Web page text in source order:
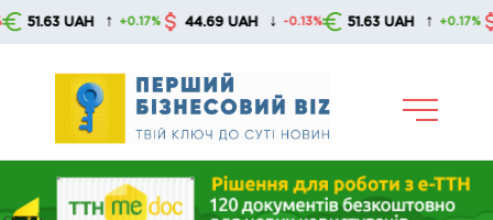
Skip
UAH ↑ +0.17% 44.69 UAH ↓ -0.13% 51.63 UAH ↑ +0.17%